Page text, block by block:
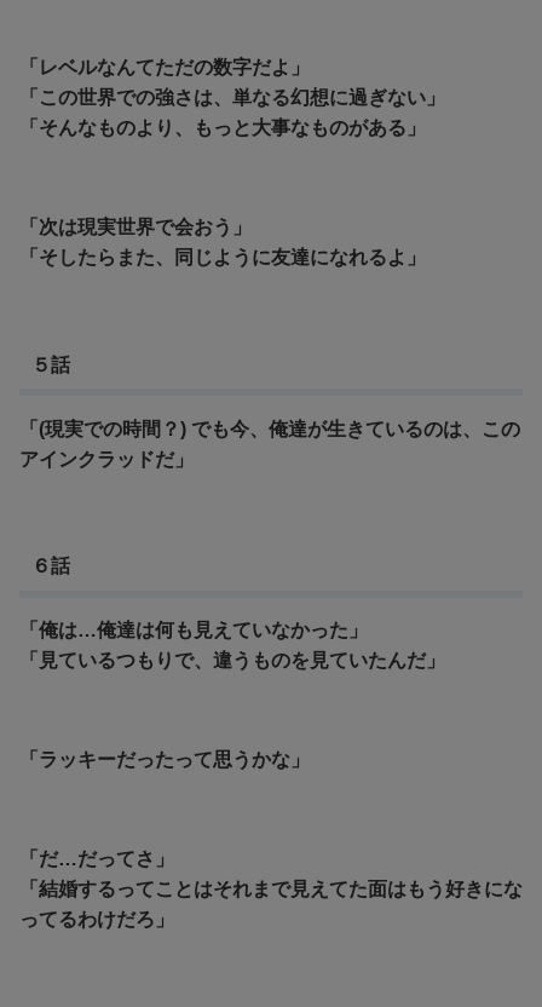
「レベルなんてただの数字だよ」
「この世界での強さは、単なる幻想に過ぎない」
「そんなものより、もっと大事なものがある」
「 次は現実世界で会おう」
「そしたらまた、同じように友達になれるよ」
５話
「(現実での時間？) でも今、俺達が生きているのは、この
アインクラッドだ」
６話
「俺は…俺達は何も見えていなかった」
「見ているつもりで、違うものを見ていたんだ」
「ラッキーだったって思うかな」
「だ…だってさ」
「結婚するってことはそれまで見えてた面はもう好きにな
ってるわけだろ」